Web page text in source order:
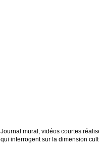
Journal mural, vidéos courtes
qui interrogent sur la dimension